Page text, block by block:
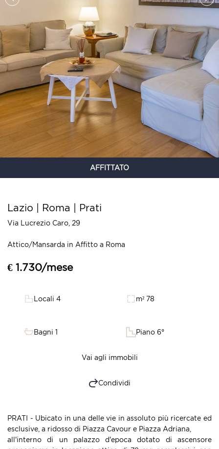
AFFITTATO
Lazio | Roma | Prati
Via Lucrezio Caro, 29
Attico/Mansarda in Affitto a Roma
€ 1.730/mese
Locali 4 m² 78
Bagni 1 Piano 6°
Vai agli immobili
Condividi
PRATI - Ubicato in una delle vie in assoluto più ricercate ed
esclusive, a ridosso di Piazza Cavour e Piazza Adriana,
all'interno di un palazzo d'epoca dotato di ascensore